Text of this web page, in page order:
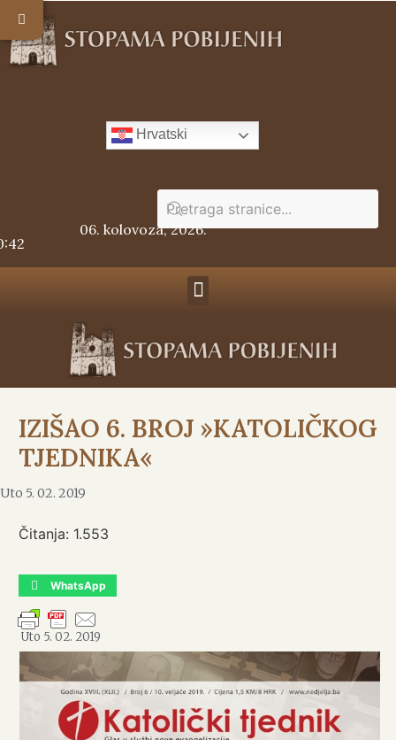
Hrvatski
06. kolovoza, 2026.
IZIŠAO 6. BROJ »KATOLIČKOG
TJEDNIKA«
Uto 5. 02. 2019
Čitanja: 1.553
WhatsApp
Uto 5. 02. 2019